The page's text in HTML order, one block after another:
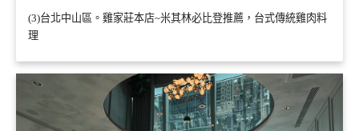
(3)台北中山區。雞家莊本店~米其林必比登推薦，台式傳統雞肉料
理